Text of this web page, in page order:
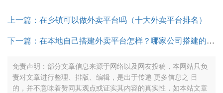
上一篇：在乡镇可以做外卖平台吗（十大外卖平台排名）
下一篇：在本地自己搭建外卖平台怎样？哪家公司搭建的外卖系统好用？
免责声明：部分文章信息来源于网络以及网友投稿，本网站只负
责对文章进行整理、排版、编辑，是出于传递 更多信息之 目
的，并不意味着赞同其观点或证实其内容的真实性，如本站文章